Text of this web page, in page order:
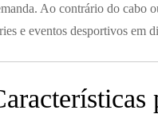
Ao contrário do cabo
e eventos desportivos em